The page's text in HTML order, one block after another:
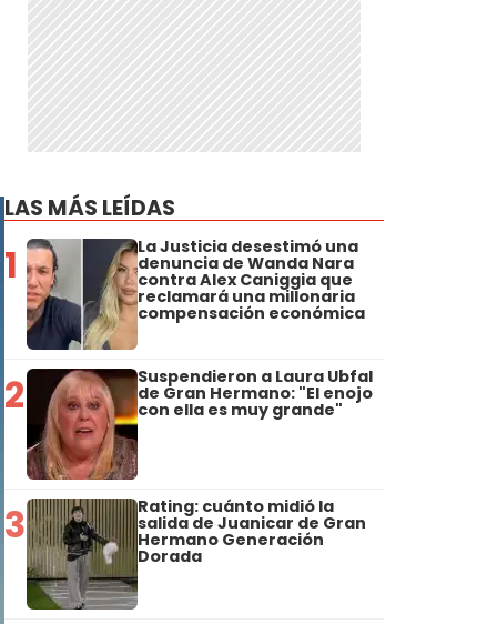
LAS MÁS LEÍDAS
1 La Justicia desestimó una
denuncia de Wanda Nara
contra Alex Caniggia que
reclamará una millonaria
compensación económica
2 Suspendieron a Laura Ubfal
de Gran Hermano: "El enojo
con ella es muy grande"
3 Rating: cuánto midió la
salida de Juanicar de Gran
Hermano Generación
Dorada